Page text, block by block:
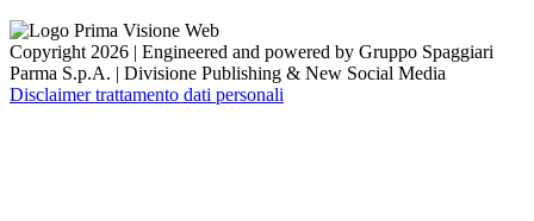
Copyright 2026 | Engineered and powered by Gruppo Spaggiari
Parma S.p.A. | Divisione Publishing & New Social Media
Disclaimer trattamento dati personali